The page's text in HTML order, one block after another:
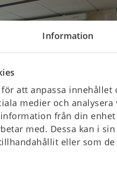
Information
att anpassa innehållet
medier och
från din
med. Dessa kan i
eller som